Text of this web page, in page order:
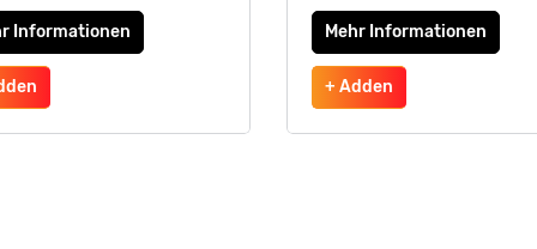
Informationen Mehr Informationen
+ Adden